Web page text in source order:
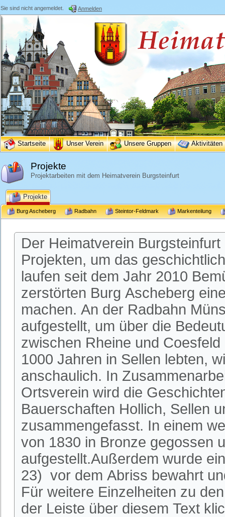
Sie sind nicht angemeldet. Anmelden
Startseite Unser Verein Unsere Gruppen Aktivitäten
Projekte
Projektarbeiten mit dem Heimatverein Burgsteinfurt
Projekte
Burg Ascheberg Radbahn Steintor-Feldmark Markenteilung
Der Heimatverein
Projekten, um das
laufen seit dem Jahr 2010
zerstörten Burg Ascheberg
machen. An der Radbahn
aufgestellt, um über die
zwischen Rheine und
1000 Jahren in Sellen lebten,
anschaulich. In
Ortsverein wird die
Bauerschaften Hollich, Sellen
zusammengefasst. In einem
von 1830 in Bronze gegossen
aufgestellt.Außerdem wurde
23) vor dem Abriss bewahrt
Für weitere Einzelheiten zu
der Leiste über diesem Text